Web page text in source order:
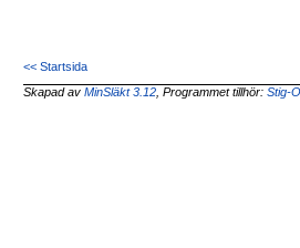
<< Startsida
Skapad avMinSläkt 3.12 , Programmet tillhör:Stig-